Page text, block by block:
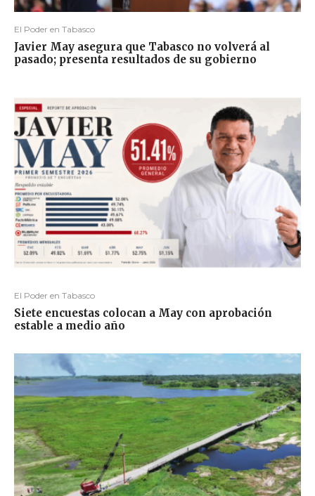
El Poder en Tabasco
Javier May asegura que Tabasco no volverá al
pasado; presenta resultados de su gobierno
El Poder en Tabasco
Siete encuestas colocan a May con aprobación
estable a medio año